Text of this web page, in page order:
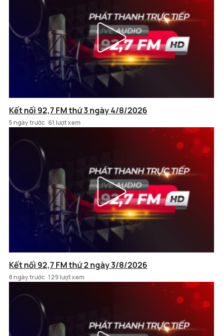
Kết nối 92,7 FM thứ 3 ngày 4/8/2026
5 ngày trước 61 lượt xem
Kết nối 92,7 FM thứ 2 ngày 3/8/2026
8 ngày trước 129 lượt xem